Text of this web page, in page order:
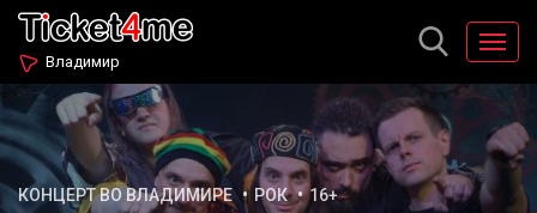
Владимир
КОНЦЕРТ ВО ВЛАДИМИРЕ РОК 16+